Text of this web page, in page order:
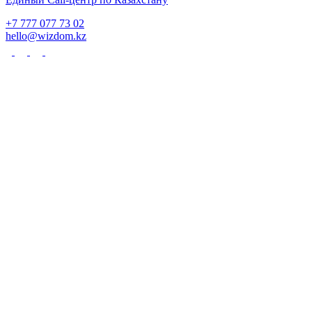
+7 777 077 73 02
hello@wizdom.kz